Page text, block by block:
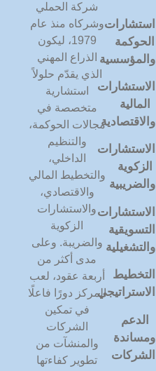
شركة الحملي
وشركاه منذ عام
1979، ليكون
الذراع المهني
الذي يقدّم حلولاً
استشارية
متخصصة في
مجالات الحوكمة،
والتنظيم
الداخلي،
والتخطيط المالي
والاقتصادي،
والاستشارات
الزكوية
والضريبة. وعلى
مدى أكثر من
أربعة عقود، لعب
المركز دورًا فاعلًا
في تمكين
الشركات
والمنشآت من
تطوير كفاءتها
استشارات
الحوكمة
والمؤسسية
الاستشارات
المالية
والاقتصادية
الاستشارات
الزكوية
والضريبية
لاستشارات
التسويقية
والتشغيلية
التخطيط
الاستراتيجي
الدعم
ومساندة
الشركات